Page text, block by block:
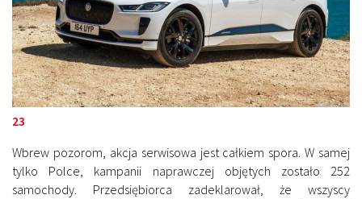
23
Wbrew pozorom, akcja serwisowa jest całkiem spora. W samej
tylko Polce, kampanii naprawczej objętych zostało 252
samochody. Przedsiębiorca zadeklarował, że wszyscy